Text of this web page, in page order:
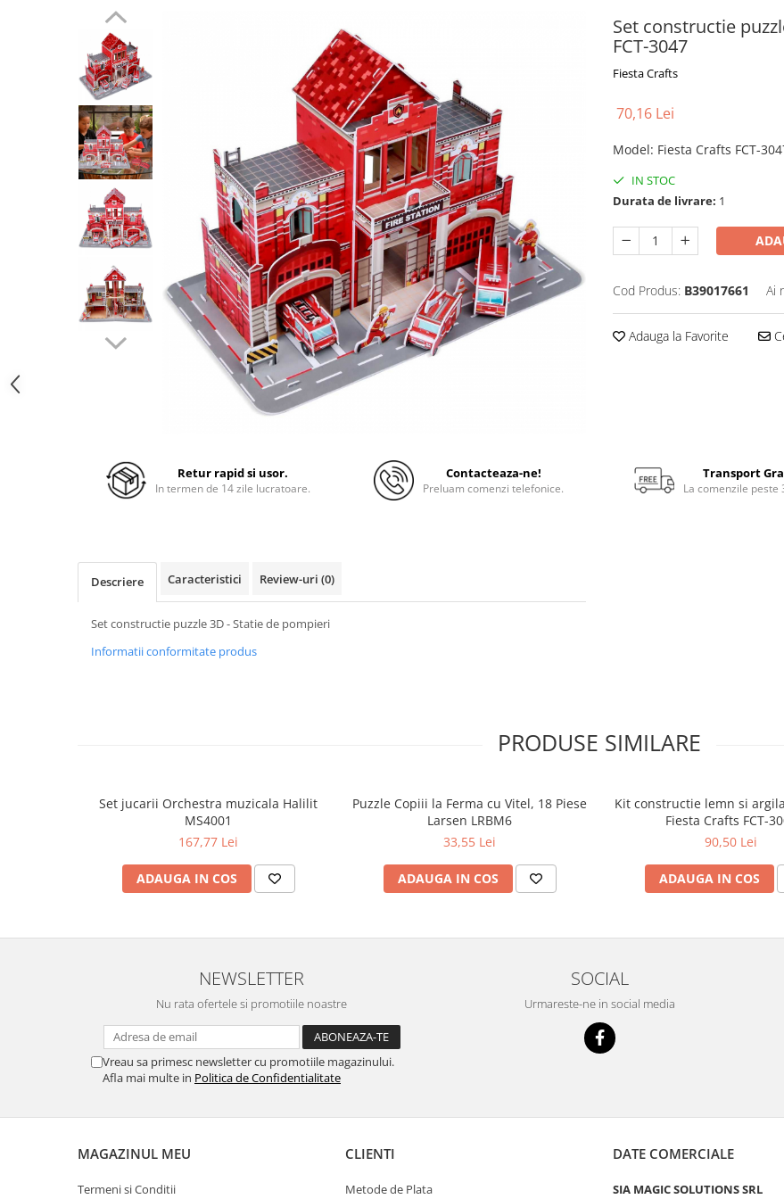
Set constructie
FCT-3047
Fiesta Crafts
70,16 Lei
Model: Fiesta Crafts FCT-
IN STOC
Durata de livrare: 1
Cod Produs: B39017661 Ai
Adauga la Favorite
Retur rapid si usor.
In termen de 14 zile lucratoare.
Contacteaza-ne!
Preluam comenzi telefonice.
Transport
La comenzile peste
Descriere Caracteristici Review-uri (0)
Set constructie puzzle 3D - Statie de pompieri
Informatii conformitate produs
PRODUSE SIMILARE
Set jucarii Orchestra muzicala Halilit
MS4001
167,77 Lei
ADAUGA IN COS
Puzzle Copiii la Ferma cu Vitel, 18 Piese
Larsen LRBM6
33,55 Lei
ADAUGA IN COS
Kit constructie lemn si
Fiesta Crafts FCT-
90,50 Lei
ADAUGA IN COS
NEWSLETTER
Nu rata ofertele si promotiile noastre
Vreau sa primesc newsletter cu promotiile magazinului.
Afla mai multe in Politica de Confidentialitate
SOCIAL
Urmareste-ne in social media
MAGAZINUL MEU
Termeni si Conditii
CLIENTI
Metode de Plata
DATE COMERCIALE
SIA MAGIC SOLUTIONS SRL